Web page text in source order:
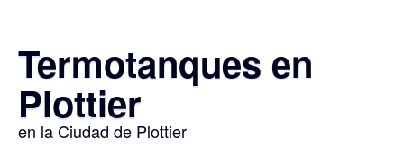
Termotanques en
Plottier
en la Ciudad de Plottier